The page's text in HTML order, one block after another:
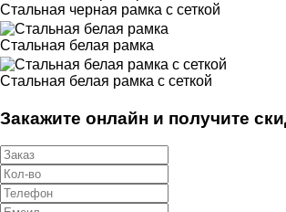
Стальная черная рамка с сеткой
Стальная белая рамка
Стальная белая рамка с сеткой
Закажите онлайн и получите